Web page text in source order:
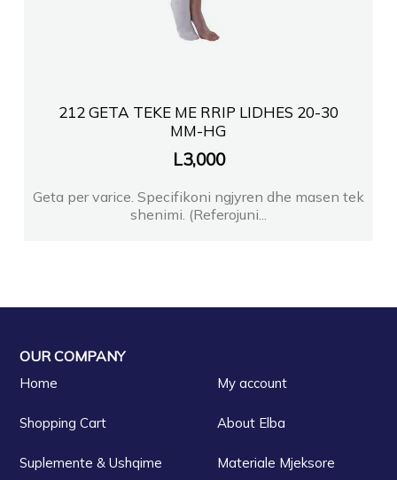
212 GETA TEKE ME RRIP LIDHES 20-30
MM-HG
L3,000
Geta per varice. Specifikoni ngjyren dhe masen tek
shenimi. (Referojuni...
OUR COMPANY
Home My account
Shopping Cart About Elba
Suplemente & Ushqime Materiale Mjeksore